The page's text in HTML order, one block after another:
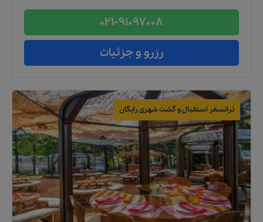
021-91097008
رزرو و جزئیات
ترانسفر استقبال و گشت شهری رایگان